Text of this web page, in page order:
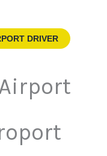
DRIVER